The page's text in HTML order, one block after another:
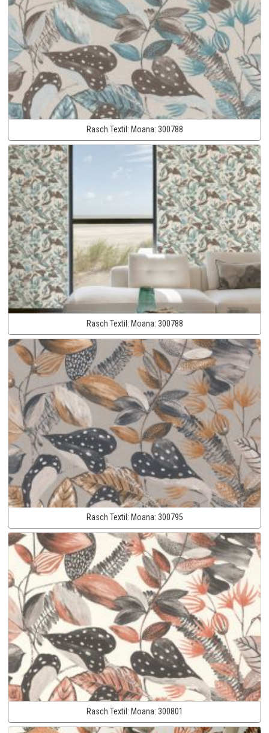
Rasch Textil: Moana: 300788
Rasch Textil: Moana: 300788
Rasch Textil: Moana: 300795
Rasch Textil: Moana: 300801